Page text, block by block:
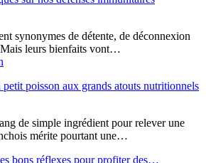
synonymes de détente, de déconnexion
Mais leurs bienfaits vont…
poisson aux grands atouts nutritionnels
de simple ingrédient pour relever une
mérite pourtant une…
bons réflexes pour profiter des…